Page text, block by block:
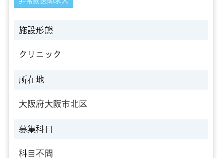
施設形態
クリニック
所在地
大阪府大阪市北区
募集科目
科目不問